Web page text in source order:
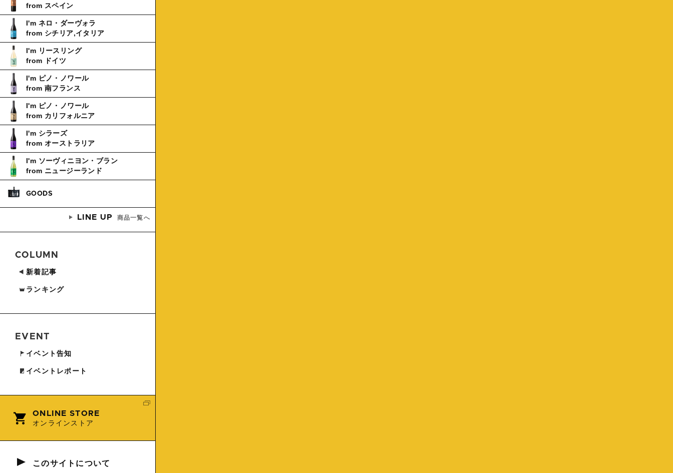
from スペイン
I'm ネロ・ダーヴォラ
from シチリア,イタリア
I'm リースリング
from ドイツ
I'm ピノ・ノワール
from 南フランス
I'm ピノ・ノワール
from カリフォルニア
I'm シラーズ
from オーストラリア
I'm ソーヴィニヨン・ブラン
from ニュージーランド
GOODS
LINE UP 商品一覧へ
COLUMN
新着記事
ランキング
EVENT
イベント告知
イベントレポート
ONLINE STORE
オンラインストア
このサイトについて